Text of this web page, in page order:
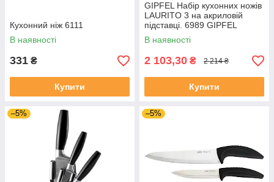
Кухонний ніж 6111
В наявності
331 ₴
Купити
GIPFEL Набір кухонних ножів
LAURITO 3 на акриловій
підставці. 6989 GIPFEL
В наявності
2 103,30 ₴ 2 214 ₴
Купити
–5% –5%